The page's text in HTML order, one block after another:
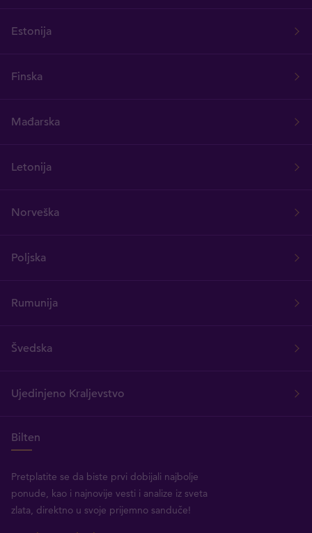
Estonija
Finska
Mađarska
Letonija
Norveška
Poljska
Rumunija
Švedska
Ujedinjeno Kraljevstvo
Bilten
Pretplatite se da biste prvi dobijali najbolje
ponude, kao i najnovije vesti i analize iz sveta
zlata, direktno u svoje prijemno sanduče!